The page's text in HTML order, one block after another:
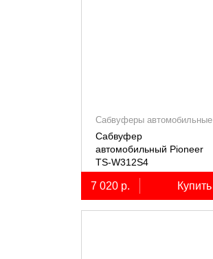
Сабвуферы автомобильные
Сабвуфер
автомобильный Pioneer
TS-W312S4
7 020 р. Купить